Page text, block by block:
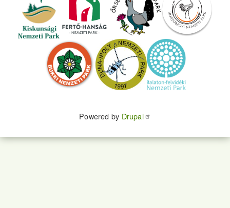
Powered by Drupal